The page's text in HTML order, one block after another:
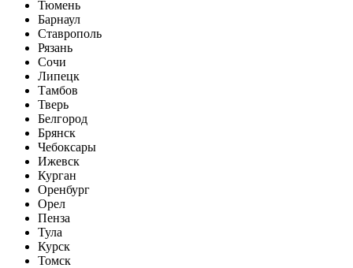
Тюмень
Барнаул
Ставрополь
Рязань
Сочи
Липецк
Тамбов
Тверь
Белгород
Брянск
Чебоксары
Ижевск
Курган
Оренбург
Орел
Пенза
Тула
Курск
Томск